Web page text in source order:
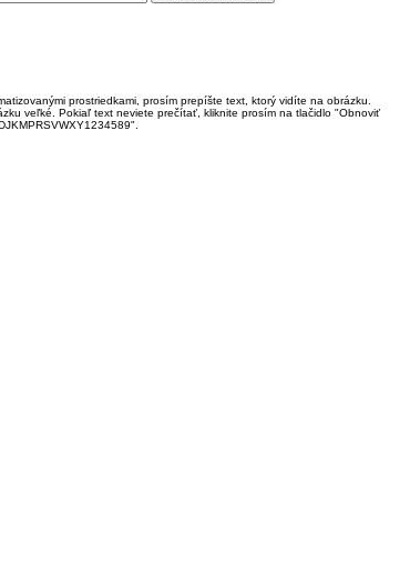
prostriedkami, prosím prepíšte text, ktorý vidíte na obrázku.
veľké. Pokiaľ text neviete prečítať, kliknite prosím na tlačidlo "Obnoviť